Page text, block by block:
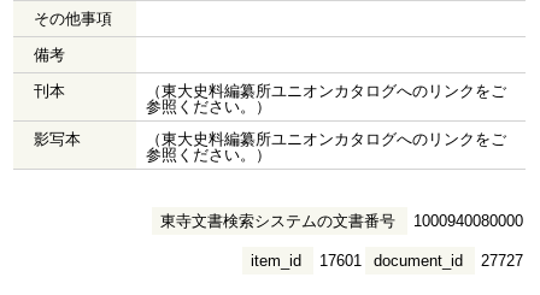
その他事項
備考
刊本
（東大史料編纂所ユニオンカタログへのリンクをご
参照ください。）
影写本
（東大史料編纂所ユニオンカタログへのリンクをご
参照ください。）
東寺文書検索システムの文書番号 1000940080000
document_id 27727
item_id 17601